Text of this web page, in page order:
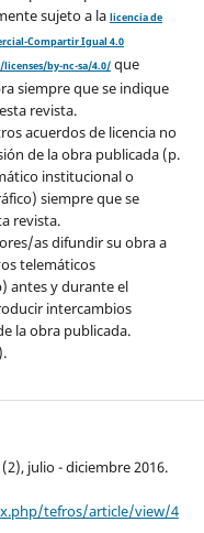
sujeto a la licencia de
Compartir Igual 4.0
by-nc-sa/4.0/que
siempre que se indique
revista.
acuerdos de licencia no
de la obra publicada (p.
institucional o
siempre que se
revista.
as difundir su obra a
telemáticos
antes y durante el
intercambios
la obra publicada.
julio - diciembre 2016.
tefros/article/view/4